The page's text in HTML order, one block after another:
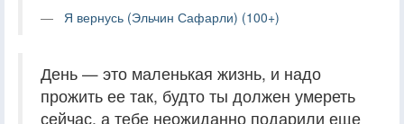
Я вернусь (Эльчин Сафарли) (100+)
День — это маленькая жизнь, и надо
прожить ее так, будто ты должен умереть
сейчас, а тебе неожиданно подарили еще